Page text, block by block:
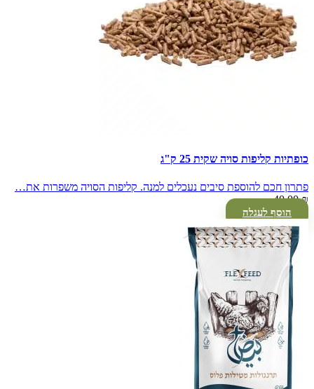
כופתיות קליפות סויה שקית 25 ק"ג
פתרון חכם להוספת סיבים נעכלים למנה. קליפות הסויה משפרות את…
40.00₪
הוסף לעגלה